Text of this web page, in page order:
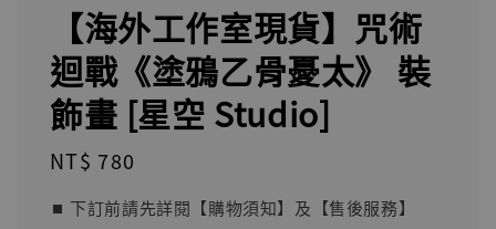
【海外工作室現貨】咒術
迴戰《塗鴉乙骨憂太》 裝
飾畫 [星空 Studio]
Regular
NT$ 780
⏹︎ 下訂前請先詳閱【購物須知】及【售後服務】